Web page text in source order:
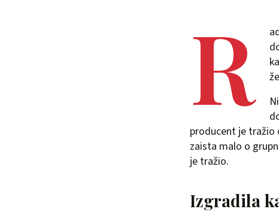
R
producent je tražio
zaista malo o
je tražio.
Izgradila